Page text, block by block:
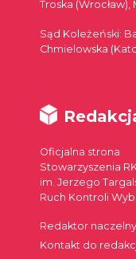
Troska (Wrocław),
Sąd Koleżeński:
Chmielowska
Oficjalna strona
Stowarzyszenia
im. Jerzego
Ruch Kontroli
Redaktor
Kontakt do